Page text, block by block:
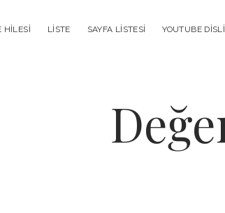
HILESI LISTE SAYFA LISTESI YOUTUBE